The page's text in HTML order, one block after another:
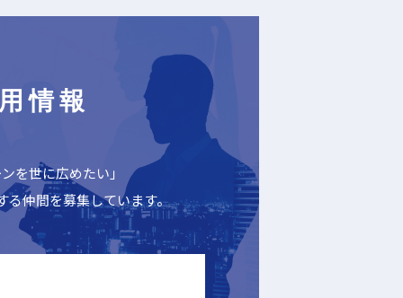
情報
ンを世に広めたい」
る仲間を募集しています。